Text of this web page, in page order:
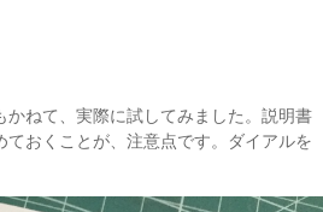
ねて、実際に試してみました。説明書
おくことが、注意点です。ダイアルを